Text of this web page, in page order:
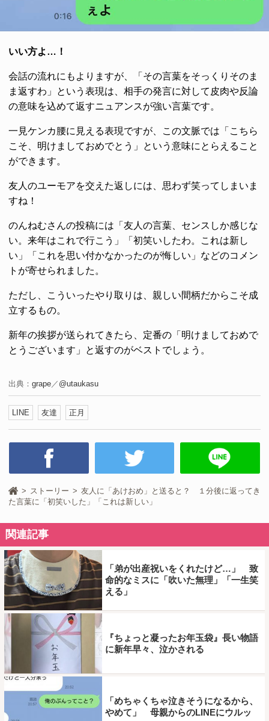
いい方よ…！
会話の流れにもよりますが、「その言葉をそっくりそのま
ま返すわ」という表現は、相手の発言に対して皮肉や反論
の意味を込めて返すニュアンスが強い言葉です。
一見ケンカ腰に見える表現ですが、この文脈では「こちら
こそ、明けましておめでとう」という意味にとらえること
ができます。
友人のユーモアを交えた返しには、思わず笑ってしまいま
すね！
のんねむさんの投稿には「友人の言葉、センスしか感じな
い。来年はこれで行こう」「初笑いしたわ。これは新し
い」「これを思い付かなかったのが悔しい」などのコメン
トが寄せられました。
ただし、こういったやり取りは、親しい間柄だからこそ成
立するもの。
新年の挨拶が送られてきたら、定番の「明けましておめで
とうございます」と返すのがベストでしょう。
出典： grape ／ @utaukasu
LINE 友達 正月
ストーリー
友人に「あけおめ」と送ると？ １分後に返ってき
た言葉に「初笑いした」「これは新しい」
関連記事
「弟が出産祝いをくれたけど…」 致
命的なミスに「吹いた無理」「一生笑
える」
『ちょっと凝ったお年玉袋』長い物語
に新年早々、泣かされる
「めちゃくちゃ泣きそうになるから、
やめて」 母親からのLINEにウルッ